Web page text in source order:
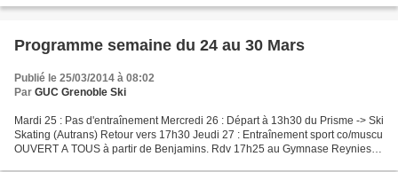
Programme semaine du 24 au 30 Mars
Publié le 25/03/2014 à 08:02
Par GUC Grenoble Ski
Mardi 25 : Pas d'entraînement Mercredi 26 : Départ à 13h30 du Prisme -> Ski
Skating (Autrans) Retour vers 17h30 Jeudi 27 : Entraînement sport co/muscu
OUVERT A TOUS à partir de Benjamins. Rdv 17h25 au Gymnase Reynies